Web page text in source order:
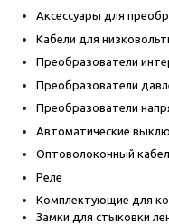
Аксессуары для
Кабели для
Преобразователи
Преобразователи
Преобразователи
Автоматические
Оптоволоконный
Реле
Комплектующие для
Замки для стыковки